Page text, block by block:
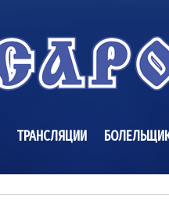
ТРАНСЛЯЦИИ